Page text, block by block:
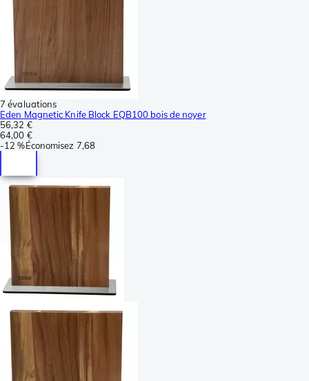
7 évaluations
Eden Magnetic Knife Block EQB100 bois de noyer
56,32 €
64,00 €
-12 %Économisez 7,68